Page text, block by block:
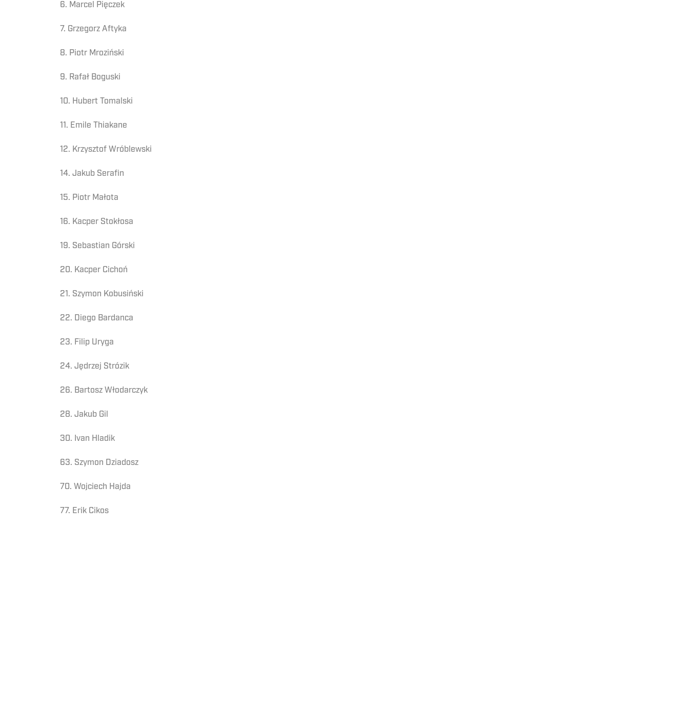
6. Marcel Pięczek
7. Grzegorz Aftyka
8. Piotr Mroziński
9. Rafał Boguski
10. Hubert Tomalski
11. Emile Thiakane
12. Krzysztof Wróblewski
14. Jakub Serafin
15. Piotr Małota
16. Kacper Stokłosa
19. Sebastian Górski
20. Kacper Cichoń
21. Szymon Kobusiński
22. Diego Bardanca
23. Filip Uryga
24. Jędrzej Strózik
26. Bartosz Włodarczyk
28. Jakub Gil
30. Ivan Hladik
63. Szymon Dziadosz
70. Wojciech Hajda
77. Erik Cikos